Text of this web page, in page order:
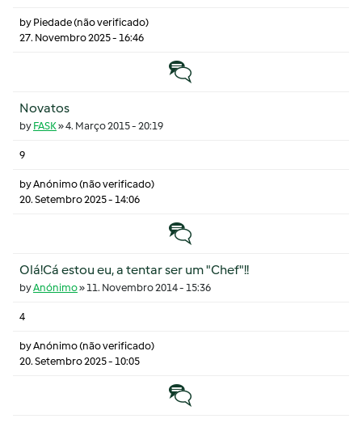
by Piedade (não verificado)
27. Novembro 2025 - 16:46
Tópico normal
Novatos
by FASK»4. Março 2015 - 20:19
9
byAnónimo (não verificado)
20. Setembro 2025 - 14:06
Tópico normal
Olá!Cá estou eu, a tentar ser um "Chef"!!
byAnónimo»11. Novembro 2014 - 15:36
4
byAnónimo (não verificado)
20. Setembro 2025 - 10:05
Tópico normal